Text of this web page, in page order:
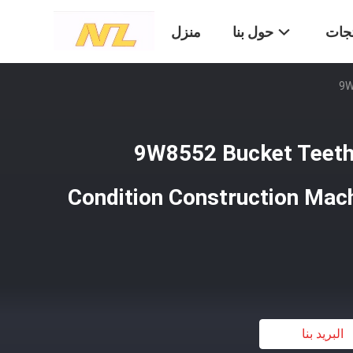
منزل حول بنا
9W8552 Bucket
Condition Construction
البريد بنا